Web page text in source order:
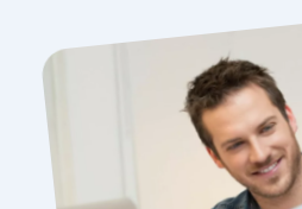
Engagement et
Le ciment
Métiers et